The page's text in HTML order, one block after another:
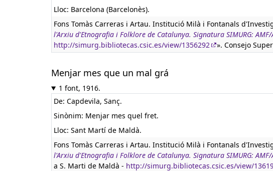
Lloc: Barcelona (Barcelonès).
Fons Tomàs Carreras i Artau. Institució Milà i Fontanals
l'Arxiu d'Etnografia i Folklore de Catalunya. Signatura SIMURG: AMF/
http://simurg.bibliotecas.csic.es/view/1356292
». Consejo
Menjar mes que un mal grá
1 font, 1916.
De: Capdevila, Sanç.
Sinònim: Menjar mes quel fret.
Lloc: Sant Martí de Maldà.
Fons Tomàs Carreras i Artau. Institució Milà i Fontanals
l'Arxiu d'Etnografia i Folklore de Catalunya. Signatura SIMURG: AMF/
a S. Marti de Maldà - http://simurg.bibliotecas.csic.es/view/